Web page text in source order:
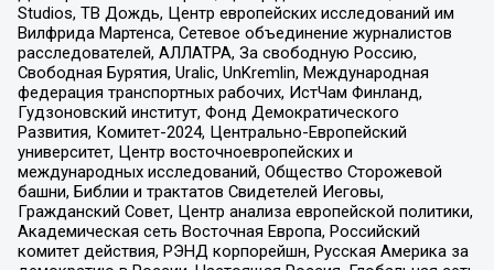
Studios, ТВ Дождь, Центр европейских исследований им
Вилфрида Мартенса, Сетевое объединение журналистов
расследователей, АЛЛАТРА, За свободную Россию,
Свободная Бурятия, Uralic, UnKremlin, Международная
федерация транспортных рабочих, ИстЧам Финланд,
Гудзоновский институт, Фонд Демократического
Развития, Комитет-2024, Центрально-Европейский
университет, Центр восточноевропейских и
международных исследований, Общество Сторожевой
башни, Библии и трактатов Свидетелей Иеговы,
Гражданский Совет, Центр анализа европейской политики,
Академическая сеть Восточная Европа, Российский
комитет действия, РЭНД корпорейшн, Русская Америка за